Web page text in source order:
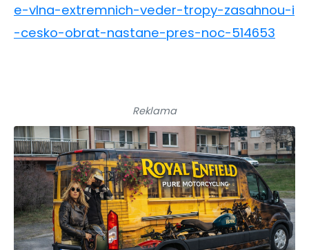
e-vlna-extremnich-veder-tropy-zasahnou-i
-cesko-obrat-nastane-pres-noc-514653
Reklama